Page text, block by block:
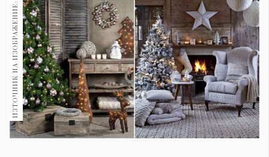
Книги 1188
30+ 1970
Гурме 1710
Пътувай
237
ИЗТОЧНИК НА ИЗОБРАЖЕНИЕ: